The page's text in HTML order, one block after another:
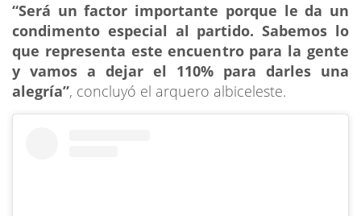
“Será un factor importante porque le da un
condimento especial al partido. Sabemos lo
que representa este encuentro para la gente
y vamos a dejar el 110% para darles una
alegría”, concluyó el arquero albiceleste.